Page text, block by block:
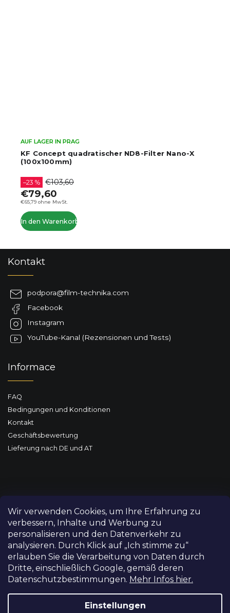
Wir verwenden Cookies, um Ihre Erfahrung zu
verbessern, Inhalte und Werbung zu
personalisieren und den Datenverkehr zu
analysieren. Durch Klick auf „Ich stimme zu“
erlauben Sie die Verarbeitung von Daten durch
Dritte, einschließlich Google, gemäß deren
Datenschutzbestimmungen. Mehr Infos hier.
Einstellungen
quadratischer ND8-Filter Nano-X
IN PRAG
ohne MwSt.
€103,60
Warenkorb
Kontakt
podpora@film-technika.com
Facebook
Instagram
YouTube-Kanal (Rezensionen und Tests)
Informace
FAQ
Bedingungen und Konditionen
Kontakt
Geschäftsbewertung
Lieferung nach DE und AT
Copyright 2026FILM-TECHNIKA. Alle Rechte vorbehalten.
Cookie-Einstellungen ändern